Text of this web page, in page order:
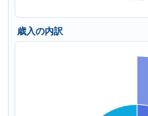
歳入の内訳